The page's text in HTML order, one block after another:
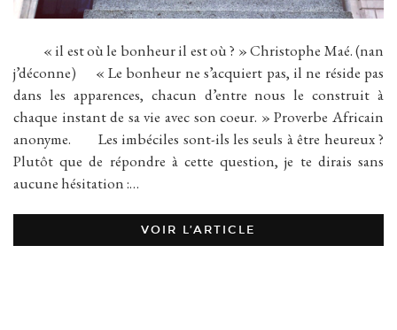
« il est où le bonheur il est où ? » Christophe Maé. (nan
j’déconne) « Le bonheur ne s’acquiert pas, il ne réside pas
dans les apparences, chacun d’entre nous le construit à
chaque instant de sa vie avec son coeur. » Proverbe Africain
anonyme. Les imbéciles sont-ils les seuls à être heureux ?
Plutôt que de répondre à cette question, je te dirais sans
aucune hésitation :…
VOIR L’ARTICLE